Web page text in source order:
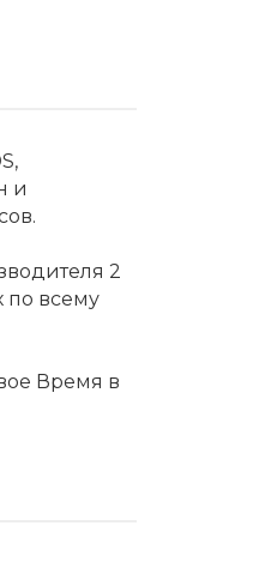
и
2
по всему
Время в